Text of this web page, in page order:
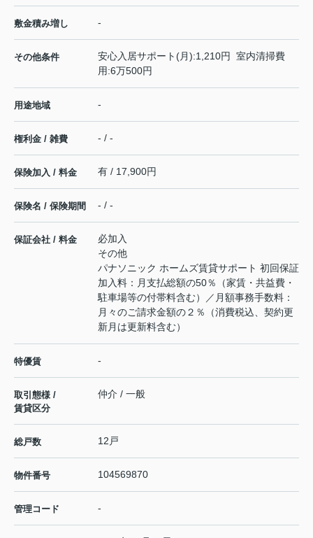
敷金積み増し -
その他条件
安心入居サポート(月):1,210円 室内清掃費
用:6万500円
用途地域 -
権利金 / 雑費 - / -
保険加入 / 料金 有 / 17,900円
保険名 / 保険期間 - / -
保証会社 / 料金
必加入
その他
パナソニック ホームズ賃貸サポート 初回保証
加入料：月支払総額の50％（家賃・共益費・
駐車場等の付帯料含む）／月額事務手数料：
月々のご請求金額の２％（消費税込、契約更
新月は更新料含む）
特優賃 -
取引態様 /
賃貸区分
仲介 / 一般
総戸数 12戸
物件番号 104569870
管理コード -